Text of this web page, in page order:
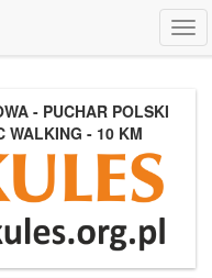
- PUCHAR POLSKI
WALKING - 10 KM